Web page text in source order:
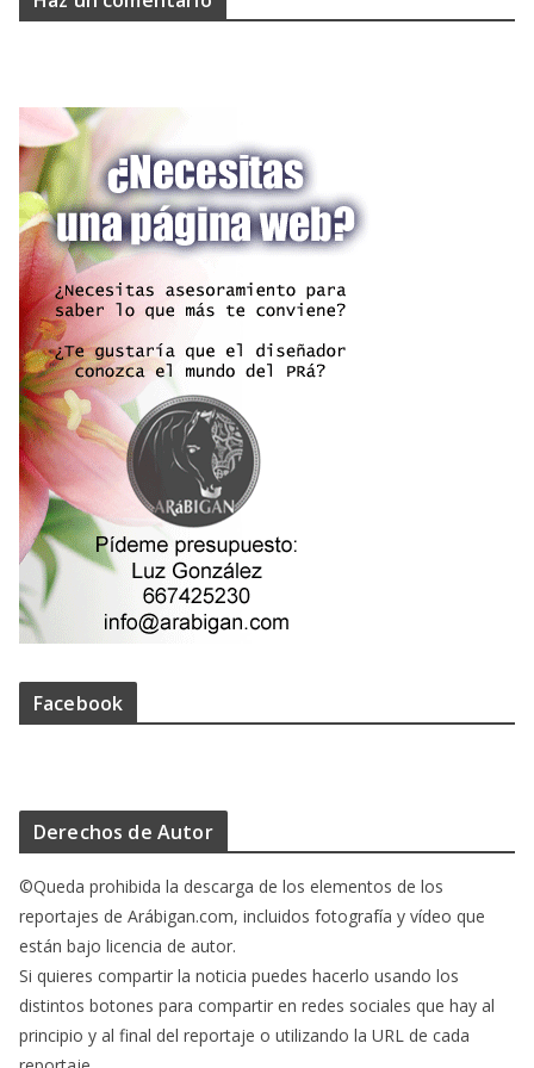
Facebook
Derechos de Autor
©Queda prohibida la descarga de los elementos de los
reportajes de Arábigan.com, incluidos fotografía y vídeo que
están bajo licencia de autor.
Si quieres compartir la noticia puedes hacerlo usando los
distintos botones para compartir en redes sociales que hay al
principio y al final del reportaje o utilizando la URL de cada